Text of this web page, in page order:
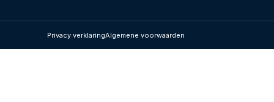
Privacy verklaringAlgemene voorwaarden